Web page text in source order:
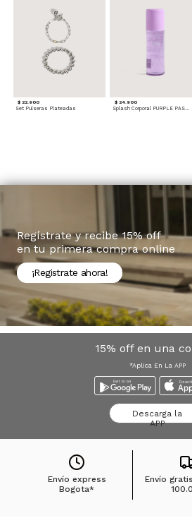
$ 22.900
Set Pulseras Plateadas
$ 24.900
Splash Corporal PURPLE PASSION - Floral
Regístrate y recibe 15% off
en tu primera compra online
¡Registrate ahora!
15% off en una
*Aplica En La APP
Descarga la
APP
Envío express
Bogota*
Envío